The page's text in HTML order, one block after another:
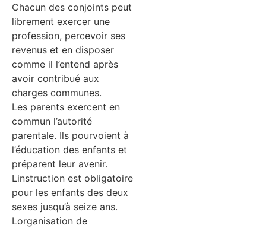
Chacun des conjoints peut
librement exercer une
profession, percevoir ses
revenus et en disposer
comme il l’entend après
avoir contribué aux
charges communes.
Les parents exercent en
commun l’autorité
parentale. Ils pourvoient à
l’éducation des enfants et
préparent leur avenir.
Linstruction est obligatoire
pour les enfants des deux
sexes jusqu’à seize ans.
Lorganisation de